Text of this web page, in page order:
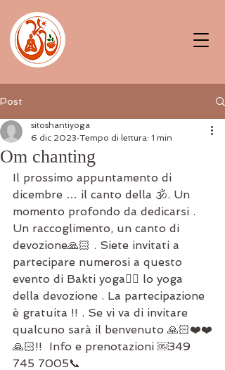
Post
Om chanting
sitoshantiyoga
6 dic 2023 Tempo di lettura: 1 min
Il prossimo appuntamento di
dicembre … il canto della 🕉️. Un
momento profondo da dedicarsi .
Un raccoglimento, un canto di
devozione🙏🏻 . Siete invitati a
partecipare numerosi a questo
evento di Bakti yoga🧘‍♀️ lo yoga
della devozione . La partecipazione
è gratuita !! . Se vi va di invitare
qualcuno sarà il benvenuto 🙏🏻❤️❤️
🙏🏻!!  Info e prenotazioni ￼⁨349
745 7005⁩📞